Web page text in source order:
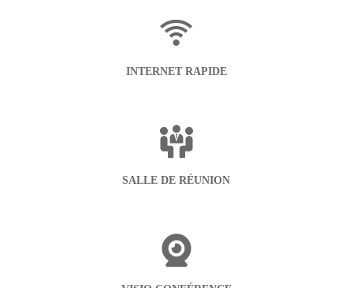
INTERNET RAPIDE
SALLE DE RÉUNION